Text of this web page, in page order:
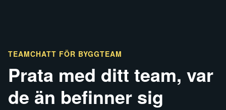
TEAMCHATT FÖR BYGGTEAM
Prata med ditt team, var
de än befinner sig